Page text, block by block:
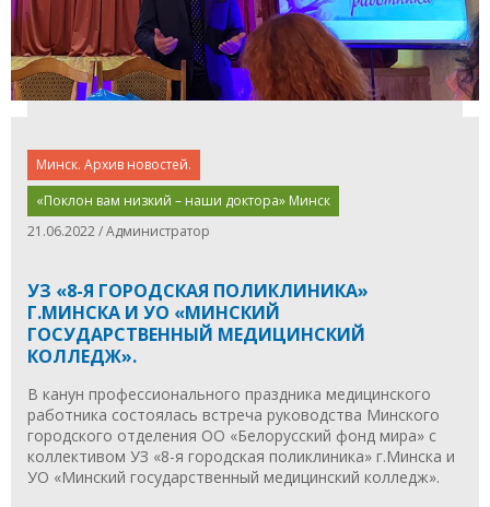
Минск. Архив новостей.
«Поклон вам низкий – наши доктора» Минск
21.06.2022 / Администратор
УЗ «8-Я ГОРОДСКАЯ ПОЛИКЛИНИКА»
Г.МИНСКА И УО «МИНСКИЙ
ГОСУДАРСТВЕННЫЙ МЕДИЦИНСКИЙ
КОЛЛЕДЖ».
В канун профессионального праздника медицинского
работника состоялась встреча руководства Минского
городского отделения ОО «Белорусский фонд мира» с
коллективом УЗ «8-я городская поликлиника» г.Минска и
УО «Минский государственный медицинский колледж».